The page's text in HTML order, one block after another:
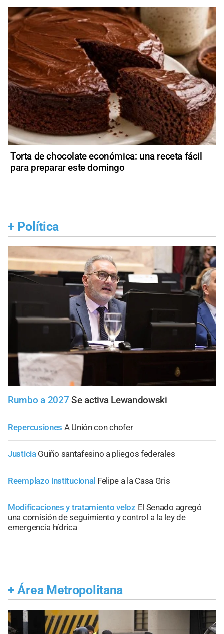
Torta de chocolate económica: una receta fácil
para preparar este domingo
+ Política
Rumbo a 2027 Se activa Lewandowski
Repercusiones A Unión con chofer
Justicia Guiño santafesino a pliegos federales
Reemplazo institucional Felipe a la Casa Gris
Modificaciones y tratamiento veloz El Senado agregó
una comisión de seguimiento y control a la ley de
emergencia hídrica
+ Área Metropolitana